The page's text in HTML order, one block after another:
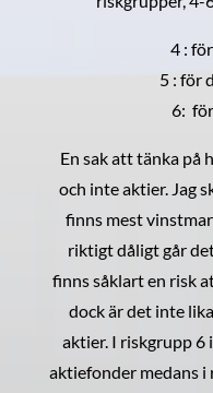
4 :
5 : för
6:
En sak att tänka på
och inte aktier. Jag
finns mest
riktigt dåligt går
finns såklart en risk
dock är det inte
aktier. I riskgrupp 6
aktiefonder medans i